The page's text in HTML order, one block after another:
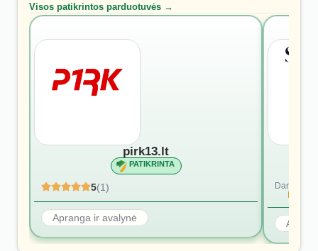
Visos patikrintos parduotuvės →
pirk13.lt
PATIKRINTA
5(1)
Apranga ir avalynė
Dar nėra